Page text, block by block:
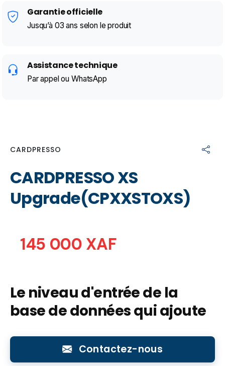
Garantie officielle
Jusqu’à 03 ans selon le produit
Assistance technique
Par appel ou WhatsApp
CARDPRESSO
CARDPRESSO XS
Upgrade(CPXXSTOXS)
145 000 XAF
Le niveau d'entrée de la
base de données qui ajoute
Contactez-nous